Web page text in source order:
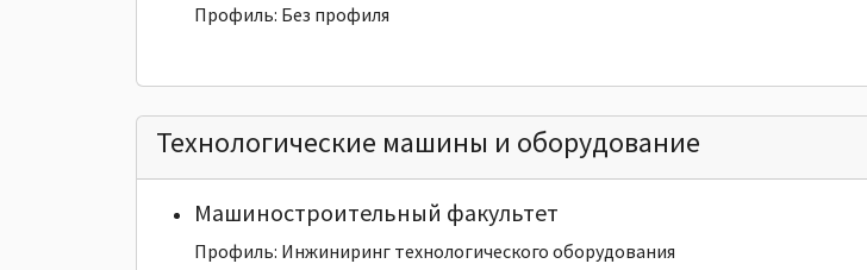
Профиль: Без профиля
Технологические машины и оборудование
Машиностроительный факультет
Профиль: Инжиниринг технологического оборудования